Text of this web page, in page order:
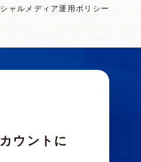
ャルメディア運用ポリシー